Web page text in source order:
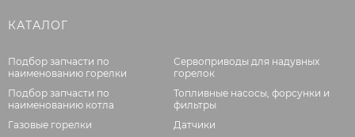
КАТАЛОГ
Подбор запчасти по
наименованию горелки
Подбор запчасти по
наименованию котла
Газовые горелки
Сервоприводы для надувных
горелок
Топливные насосы, форсунки и
фильтры
Датчики